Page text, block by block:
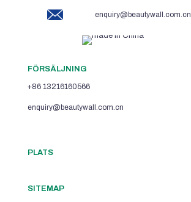
enquiry@beautywall.com.cn
FÖRSÄLJNING
+86 13216160566
enquiry@beautywall.com.cn
PLATS
SITEMAP